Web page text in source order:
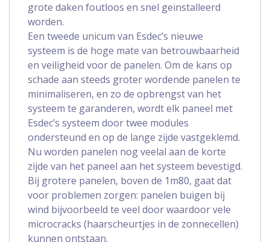
grote daken foutloos en snel geïnstalleerd
worden.
Een tweede unicum van Esdec’s nieuwe
systeem is de hoge mate van betrouwbaarheid
en veiligheid voor de panelen. Om de kans op
schade aan steeds groter wordende panelen te
minimaliseren, en zo de opbrengst van het
systeem te garanderen, wordt elk paneel met
Esdec’s systeem door twee modules
ondersteund en op de lange zijde vastgeklemd.
Nu worden panelen nog veelal aan de korte
zijde van het paneel aan het systeem bevestigd.
Bij grotere panelen, boven de 1m80, gaat dat
voor problemen zorgen: panelen buigen bij
wind bijvoorbeeld te veel door waardoor vele
microcracks (haarscheurtjes in de zonnecellen)
kunnen ontstaan.